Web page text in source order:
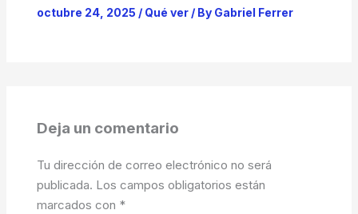
octubre 24, 2025 / Qué ver/ By Gabriel Ferrer
Deja un comentario
Tu dirección de correo electrónico no será
publicada. Los campos obligatorios están
marcados con *